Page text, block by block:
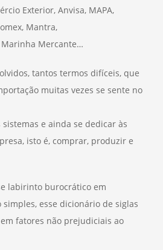
Exterior, Anvisa, MAPA,
Mantra,
Marinha Mercante…
tantos termos difíceis, que
muitas vezes se sente no
e ainda se dedicar às
isto é, comprar, produzir e
labirinto burocrático em
esse dicionário de siglas
fatores não prejudiciais ao